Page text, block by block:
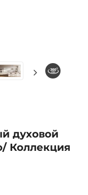
духовой
Коллекция